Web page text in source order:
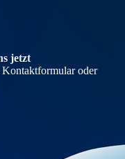
jetzt
Kontaktformular oder